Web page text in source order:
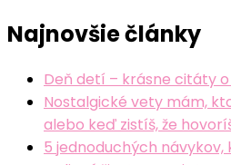
Najnovšie články
Deň detí – krásne citáty
Nostalgické vety mám,
alebo keď zistíš, že
5 jednoduchých návykov,